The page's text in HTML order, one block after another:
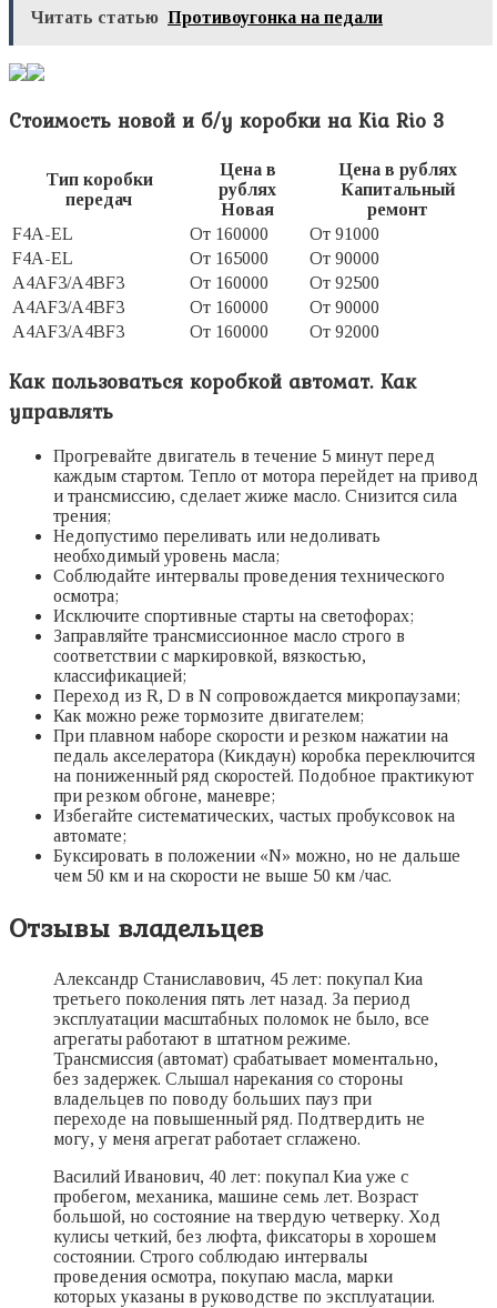
Читать статью Противоугонка на педали
Стоимость новой и б/у коробки на Kia Rio 3
Тип коробки
передач
Цена в
рублях
Новая
Цена в рублях
Капитальный
ремонт
F4A-EL
От 160000
От 91000
F4A-EL
От 165000
От 90000
A4AF3/A4BF3
От 160000
От 92500
A4AF3/A4BF3
От 160000
От 90000
A4AF3/A4BF3
От 160000 От 92000
Как пользоваться коробкой автомат. Как
управлять
Прогревайте двигатель в течение 5 минут перед
каждым стартом. Тепло от мотора перейдет на привод
и трансмиссию, сделает жиже масло. Снизится сила
трения;
Недопустимо переливать или недоливать
необходимый уровень масла;
Соблюдайте интервалы проведения технического
осмотра;
Исключите спортивные старты на светофорах;
Заправляйте трансмиссионное масло строго в
соответствии с маркировкой, вязкостью,
классификацией;
Переход из R, D в N сопровождается микропаузами;
Как можно реже тормозите двигателем;
При плавном наборе скорости и резком нажатии на
педаль акселератора (Кикдаун) коробка переключится
на пониженный ряд скоростей. Подобное практикуют
при резком обгоне, маневре;
Избегайте систематических, частых пробуксовок на
автомате;
Буксировать в положении «N» можно, но не дальше
чем 50 км и на скорости не выше 50 км /час.
Отзывы владельцев
Александр Станиславович, 45 лет: покупал Киа
третьего поколения пять лет назад. За период
эксплуатации масштабных поломок не было, все
агрегаты работают в штатном режиме.
Трансмиссия (автомат) срабатывает моментально,
без задержек. Слышал нарекания со стороны
владельцев по поводу больших пауз при
переходе на повышенный ряд. Подтвердить не
могу, у меня агрегат работает сглажено.
Василий Иванович, 40 лет: покупал Киа уже с
пробегом, механика, машине семь лет. Возраст
большой, но состояние на твердую четверку. Ход
кулисы четкий, без люфта, фиксаторы в хорошем
состоянии. Строго соблюдаю интервалы
проведения осмотра, покупаю масла, марки
которых указаны в руководстве по эксплуатации.